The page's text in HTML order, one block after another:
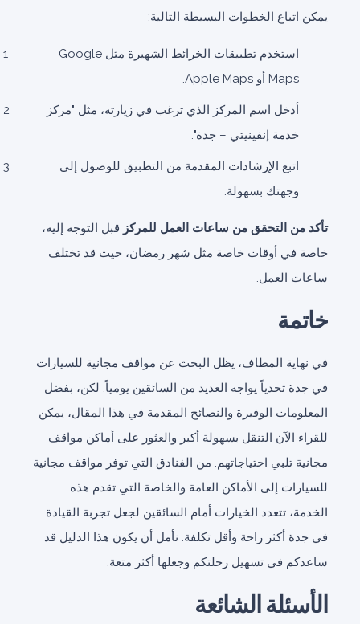
يمكن اتباع الخطوات البسيطة التالية:
استخدم تطبيقات الخرائط الشهيرة مثل Google
Maps أو Apple Maps.
أدخل اسم المركز الذي ترغب في زيارته، مثل "مركز
خدمة إنفينيتي – جدة".
اتبع الإرشادات المقدمة من التطبيق للوصول إلى
وجهتك بسهولة.
تأكد من التحقق من ساعات العمل للمركز قبل التوجه إليه،
خاصة في أوقات خاصة مثل شهر رمضان، حيث قد تختلف
ساعات العمل.
خاتمة
في نهاية المطاف، يظل البحث عن مواقف مجانية للسيارات
في جدة تحدياً يواجه العديد من السائقين يومياً. لكن، بفضل
المعلومات الوفيرة والنصائح المقدمة في هذا المقال، يمكن
للقراء الآن التنقل بسهولة أكبر والعثور على أماكن مواقف
مجانية تلبي احتياجاتهم. من الفنادق التي توفر مواقف مجانية
للسيارات إلى الأماكن العامة والخاصة التي تقدم هذه
الخدمة، تتعدد الخيارات أمام السائقين لجعل تجربة القيادة
في جدة أكثر راحة وأقل تكلفة. نأمل أن يكون هذا الدليل قد
ساعدكم في تسهيل رحلتكم وجعلها أكثر متعة.
الأسئلة الشائعة